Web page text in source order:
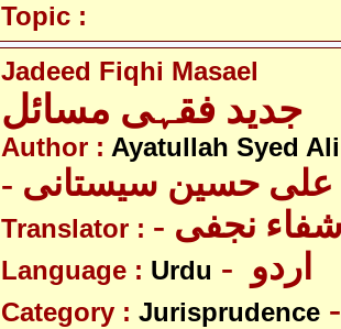
Topic :
Jadeed Fiqhi Masael
جدید فقہی مسائل
Author : Ayatullah Syed
علی حسین سیستانی
Translator :
Language : Urdu
Category : Jurisprudence